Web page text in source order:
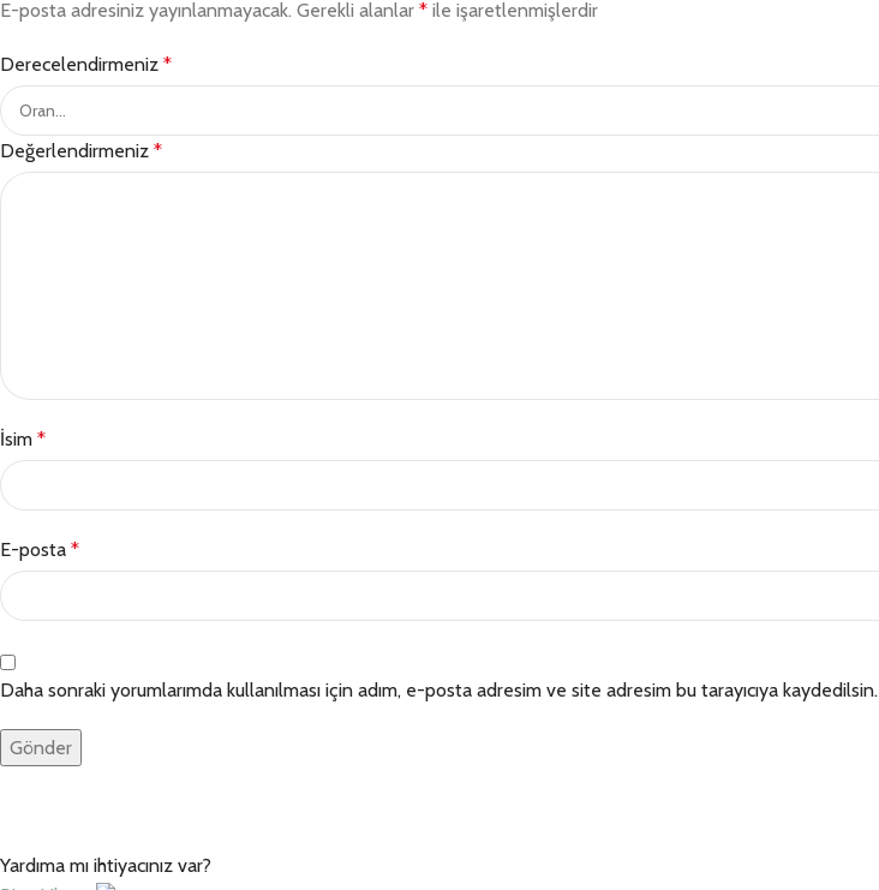
E-posta adresiniz yayınlanmayacak. Gerekli alanlar * ile işaretlenmişlerdir
Derecelendirmeniz *
Değerlendirmeniz *
İsim *
E-posta *
Daha sonraki yorumlarımda kullanılması için adım, e-posta adresim ve site adresim bu tarayıcıya kaydedilsin.
Yardıma mı ihtiyacınız var?